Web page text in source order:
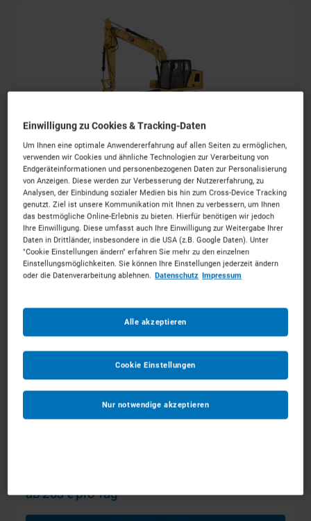
13t Kettenbagger
ab 195 €pro Tag
MEHR ERFAHREN
IN DEN WARENKORB
ab 203 €pro Tag
Einwilligung zu Cookies & Tracking-Daten
Um Ihnen eine optimale Anwendererfahrung auf allen Seiten zu ermöglichen,
verwenden wir Cookies und ähnliche Technologien zur Verarbeitung von
Endgeräteinformationen und personenbezogenen Daten zur Personalisierung
von Anzeigen. Diese werden zur Verbesserung der Nutzererfahrung, zu
Analysen, der Einbindung sozialer Medien bis hin zum Cross-Device Tracking
genutzt. Ziel ist unsere Kommunikation mit Ihnen zu verbessern, um Ihnen
das bestmögliche Online-Erlebnis zu bieten. Hierfür benötigen wir jedoch
Ihre Einwilligung. Diese umfasst auch Ihre Einwilligung zur Weitergabe Ihrer
Daten in Drittländer, insbesondere in die USA (z.B. Google Daten). Unter
"Cookie Einstellungen ändern" erfahren Sie mehr zu den einzelnen
Einstellungsmöglichkeiten. Sie können Ihre Einstellungen jederzeit ändern
oder die Datenverarbeitung ablehnen. Datenschutz Impressum
Nur notwendige akzeptieren
Alle akzeptieren
Cookie Einstellungen